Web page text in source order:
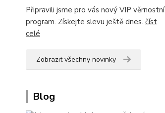
Připravili jsme pro vás nový VIP věrnostní
program. Získejte slevu ještě dnes. číst
celé
Zobrazit všechny novinky
Blog